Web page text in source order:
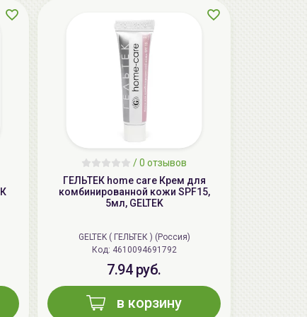
AiliCode Бальзам для волос
увлажняющий, 250мл
-26%
/0 отзывов
ГЕЛЬТЕК home care Крем для
комбинированной кожи SPF15,
5мл, GELTEK
GELTEK ( ГЕЛЬТЕК ) (Россия)
Код: 4610094691792
7.94 руб.
в корзину